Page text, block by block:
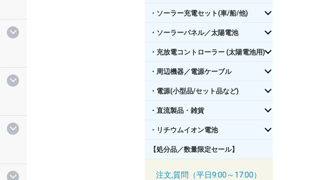
・ソーラー充電セット(車/船/他)
・ソーラーパネル／太陽電池
・充放電コントローラー (太陽電池用)
・周辺機器／電源ケーブル
・電源(小型品/セット品など)
・直流製品・雑貨
・リチウムイオン電池
【処分品／数量限定セール】
注文,質問（平日9:00～17:00）